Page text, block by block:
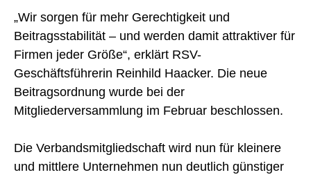
„Wir sorgen für mehr Gerechtigkeit und
Beitragsstabilität – und werden damit attraktiver für
Firmen jeder Größe“, erklärt RSV-
Geschäftsführerin Reinhild Haacker. Die neue
Beitragsordnung wurde bei der
Mitgliederversammlung im Februar beschlossen.
Die Verbandsmitgliedschaft wird nun für kleinere
und mittlere Unternehmen nun deutlich günstiger